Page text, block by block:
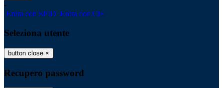
-
Entra con SPID Entra con CIE
Seleziona utente
button close ×
Recupero password